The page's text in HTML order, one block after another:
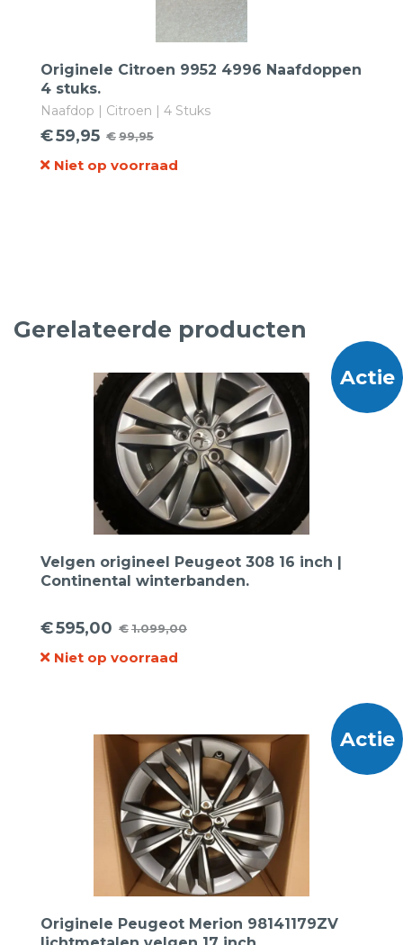
Originele Citroen 9952 4996 Naafdoppen
4 stuks.
Naafdop | Citroen | 4 Stuks
€99,95
Oorspronkelijke
prijs
€59,95
Huidige
prijs
Niet op voorraad
Gerelateerde producten
Actie
Velgen origineel Peugeot 308 16 inch |
Continental winterbanden.
€1.099,00
Oorspronkelijke
prijs
€595,00
Huidige
prijs
Niet op voorraad
Actie
Originele Peugeot Merion 98141179ZV